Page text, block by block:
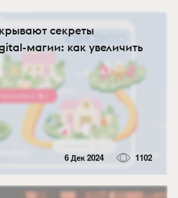
секреты
магии: как увеличить
6 Дек 2024 1102